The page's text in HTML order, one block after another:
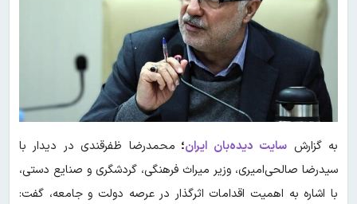
به گزارش سایت دیده‌بان ایران؛ محمدرضا ظفرقندی در دیدار با
سیدرضا صالحی‌امیری، وزیر میراث فرهنگی، گردشگری و صنایع دستی،
با اشاره به اهمیت اقدامات اثرگذار در عرصه دولت و جامعه، گفت: